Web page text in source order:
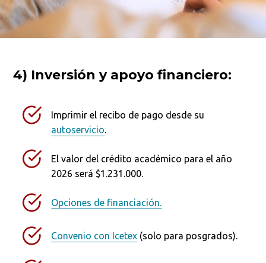
4) Inversión y apoyo financiero:
Imprimir el recibo de pago desde su
autoservicio.
El valor del crédito académico para el año
2026 será $1.231.000.
Opciones de financiación.
Convenio con Icetex (solo para posgrados).